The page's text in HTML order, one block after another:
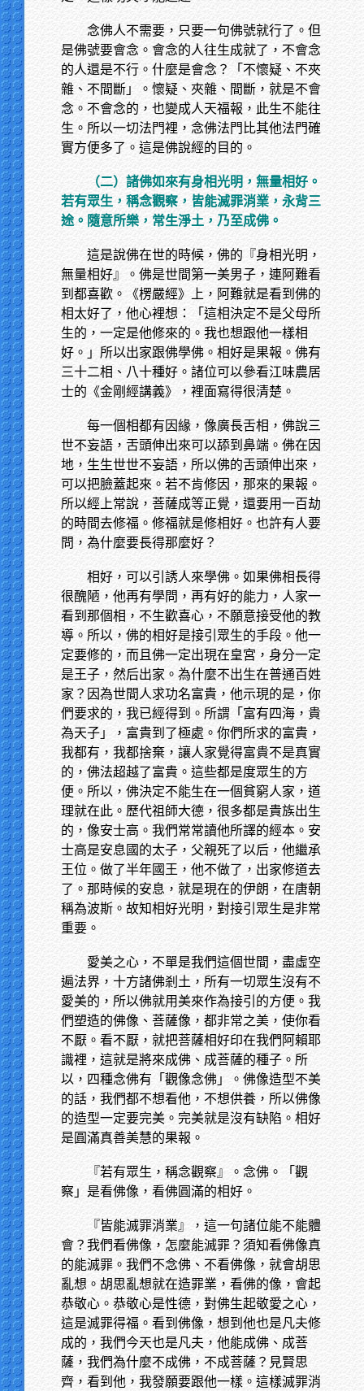
念佛人不需要，只要一句佛號就行了。但
是佛號要會念。會念的人往生成就了，不會念
的人還是不行。什麼是會念？「不懷疑、不夾
雜、不間斷」。懷疑、夾雜、間斷，就是不會
念。不會念的，也變成人天福報，此生不能往
生。所以一切法門裡，念佛法門比其他法門確
實方便多了。這是佛說經的目的。
（二）諸佛如來有身相光明，無量相好。
若有眾生，稱念觀察，皆能滅罪消業，永背三
途。隨意所樂，常生淨土，乃至成佛。
這是說佛在世的時候，佛的『身相光明，
無量相好』。佛是世間第一美男子，連阿難看
到都喜歡。《楞嚴經》上，阿難就是看到佛的
相太好了，他心裡想：「這相決定不是父母所
生的，一定是他修來的。我也想跟他一樣相
好。」所以出家跟佛學佛。相好是果報。佛有
三十二相、八十種好。諸位可以參看江味農居
士的《金剛經講義》，裡面寫得很清楚。
每一個相都有因緣，像廣長舌相，佛說三
世不妄語，舌頭伸出來可以舔到鼻端。佛在因
地，生生世世不妄語，所以佛的舌頭伸出來，
可以把臉蓋起來。若不肯修因，那來的果報。
所以經上常說，菩薩成等正覺，還要用一百劫
的時間去修福。修福就是修相好。也許有人要
問，為什麼要長得那麼好？
相好，可以引誘人來學佛。如果佛相長得
很醜陋，他再有學問，再有好的能力，人家一
看到那個相，不生歡喜心，不願意接受他的教
導。所以，佛的相好是接引眾生的手段。他一
定要修的，而且佛一定出現在皇宮，身分一定
是王子，然后出家。為什麼不出生在普通百姓
家？因為世間人求功名富貴，他示現的是，你
們要求的，我已經得到。所謂「富有四海，貴
為天子」，富貴到了極處。你們所求的富貴，
我都有，我都捨棄，讓人家覺得富貴不是真實
的，佛法超越了富貴。這些都是度眾生的方
便。所以，佛決定不能生在一個貧窮人家，道
理就在此。歷代祖師大德，很多都是貴族出生
的，像安士高。我們常常讀他所譯的經本。安
士高是安息國的太子，父親死了以后，他繼承
王位。做了半年國王，他不做了，出家修道去
了。那時候的安息，就是現在的伊朗，在唐朝
稱為波斯。故知相好光明，對接引眾生是非常
重要。
愛美之心，不單是我們這個世間，盡虛空
遍法界，十方諸佛剎土，所有一切眾生沒有不
愛美的，所以佛就用美來作為接引的方便。我
們塑造的佛像、菩薩像，都非常之美，使你看
不厭。看不厭，就把菩薩相好印在我們阿賴耶
識裡，這就是將來成佛、成菩薩的種子。所
以，四種念佛有「觀像念佛」。佛像造型不美
的話，我們都不想看他，不想供養，所以佛像
的造型一定要完美。完美就是沒有缺陷。相好
是圓滿真善美慧的果報。
『若有眾生，稱念觀察』。念佛。「觀
察」是看佛像，看佛圓滿的相好。
『皆能滅罪消業』，這一句諸位能不能體
會？我們看佛像，怎麼能滅罪？須知看佛像真
的能滅罪。我們不念佛、不看佛像，就會胡思
亂想。胡思亂想就在造罪業，看佛的像，會起
恭敬心。恭敬心是性德，對佛生起敬愛之心，
這是滅罪得福。看到佛像，想到他也是凡夫修
成的，我們今天也是凡夫，他能成佛、成菩
薩，我們為什麼不成佛，不成菩薩？見賢思
齊，看到他，我發願要跟他一樣。這樣滅罪消